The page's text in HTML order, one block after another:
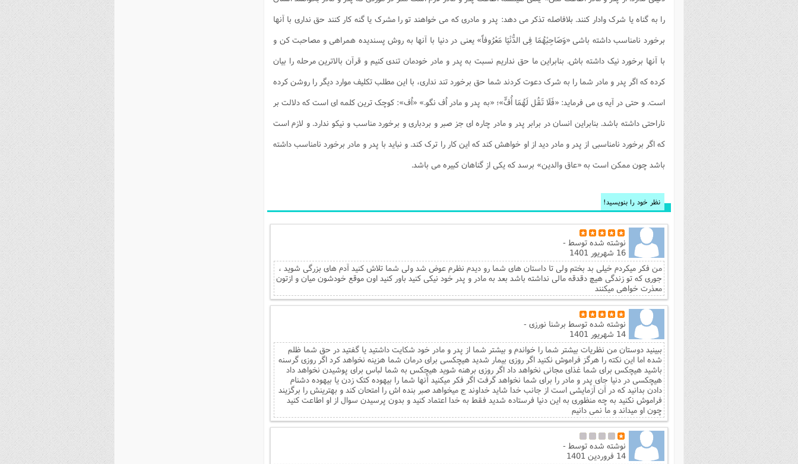
را به گناه یا شرک وادار کنند. بلافاصله تذکر می دهد: پدر و مادری که می خواهند تو را مشرک یا گنه کار کنند حق نداری با آنها
برخورد نامناسب داشته باشی «وَصَاحِبْهُمَا فِی الدُّنْیَا مَعْرُوفاً» یعنی در دنیا با آنها به روش پسندیده همراهی و مصاحبت کن و
با آنها برخورد نیک داشته باش. بنابراین ما حق نداریم نسبت به پدر و مادر خودمان تندی کنیم و قرآن بالاترین مرحله را بیان
کرده که اگر پدر و مادر شما را به شرک دعوت کردند شما حق برخورد تند نداری، با این مطلب تکلیف موارد دیگر را روشن کرده
است. و حتی در آیه ی می فرماید: «فَلَا تَقُل لَهُمَا أُفٍّ»؛ «به پدر و مادر اُف نگو.» «اُف»: کوچک ترین کلمه ای است که دلالت بر
ناراحتی داشته باشد. بنابراین انسان در برابر پدر و مادر چاره ای جز صبر و بردباری و برخورد مناسب و نیکو ندارد. و لازم است
که اگر برخورد نامناسبی از پدر و مادر دید از او خواهش کند که این کار را ترک کند. و نباید با پدر و مادر برخورد نامناسب داشته
باشد چون ممکن است به «عاق والدین» برسد که یکی از گناهان کبیره می باشد.
نظر خود را بنویسید!
نوشته شده توسط -
16 شهریور 1401
من فکر میکردم خیلی بد بختم ولی تا داستان های شما رو دیدم نظرم عوض شد ولی شما تلاش کنید آدم های بزرگی شوید ،
جوری که تو زندگی هیچ دقدقه مالی نداشته باشد بعد به مادر و پدر خود نیکی کنید باور کنید اون موقع خودشون میان و ازتون
معذرت خواهی میکنند
نوشته شده توسط برشنا نورزی -
14 شهریور 1401
ببینید دوستان من نظریات بیشتر شما را خواندم و بیشتر شما از پدر و مادر خود شکایت داشتید یا گفتید در حق شما ظلم
شده اما این نکته را هرگز فراموش نکنید اگر روزی بیمار شدید هیچکسی برای درمان شما هزینه نخواهد کرد اگر روزی گرسنه
باشید هیچکس برای شما غذای مجانی نخواهد داد اگر روزی برهنه شوید هیچکس به شما لباس برای پوشیدن نخواهد داد
هیچکسی در دنیا جای پدر و مادر را برای شما نخواهد گرفت اگر فکر میکنید آنها شما را بیهوده کتک زدن یا بیهوده دشنام
دادن بدانید که در آن آزمایشی است از جانب خدا شاید خداوند ج میخواهد صبر بنده اش را امتحان کند و بهترینش را برگزیند
فراموش نکنید به چه منظوری به این دنیا فرستاده شدید فقط به خدا اعتماد کنید و بدون پرسیدن سوال از او اطاعت کنید
چون او میداند و ما نمی دانیم
نوشته شده توسط -
14 فروردین 1401